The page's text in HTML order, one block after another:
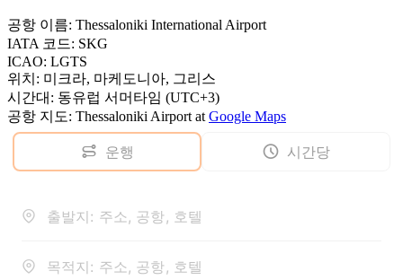
공항 이름: Thessaloniki International Airport
IATA 코드: SKG
ICAO: LGTS
위치 : 미크라, 마케도니아, 그리스
시간대 : 동유럽 서머타임 (UTC+3)
공항 지도: Thessaloniki Airport at Google Maps